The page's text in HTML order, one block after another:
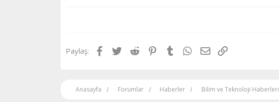
Paylaş: Facebook
TwitterReddit Pinterest
Tumblr WhatsApp
E-postaLink
Anasayfa Forumlar Haberler Bilim ve Teknoloji Haberleri